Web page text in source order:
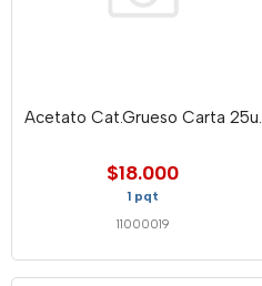
Acetato Cat.Grueso Carta 25u.
$18.000
1 pqt
11000019